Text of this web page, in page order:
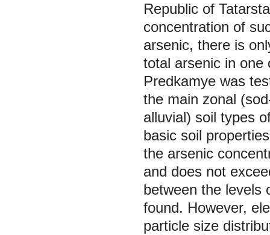
Republic of
concentration of
arsenic, there is
total arsenic in one
Predkamye was
the main zonal
alluvial) soil types
basic soil
the arsenic
and does not
between the levels
found. However,
particle size